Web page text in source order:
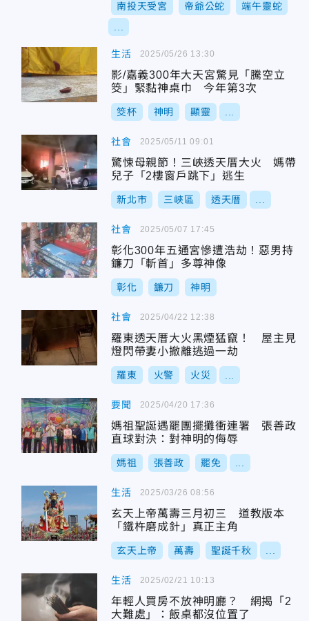
南投天受宮 帝爺公蛇 端午靈蛇
生活
影/嘉義300年大天宮驚見「騰空立
筊」緊黏神桌巾 今年第3次
筊杯 神明 顯靈
2025/05/26 13:30
社會
驚悚母親節！三峽透天厝大火 媽帶
兒子「2樓窗戶跳下」逃生
新北市 三峽區 透天厝
2025/05/11 09:01
社會
彰化300年五通宮慘遭浩劫！惡男持
鐮刀「斬首」多尊神像
彰化 鐮刀 神明
2025/05/07 17:45
社會
羅東透天厝大火黑煙猛竄！ 屋主見
燈閃帶妻小撤離逃過一劫
羅東 火警 火災
2025/04/22 12:38
要聞
媽祖聖誕遇罷團擺攤衝連署 張善政
直球對決：對神明的侮辱
媽祖 張善政 罷免
2025/04/20 17:36
生活
玄天上帝萬壽三月初三 道教版本
「鐵杵磨成針」真正主角
玄天上帝 萬壽 聖誕千秋
2025/03/26 08:56
生活
年輕人買房不放神明廳？ 網揭「2
大難處」：飯桌都沒位置了
2025/02/21 10:13